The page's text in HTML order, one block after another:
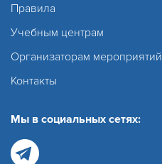
Правила
Учебным центрам
Организаторам мероприятий
Контакты
Мы в социальных сетях: